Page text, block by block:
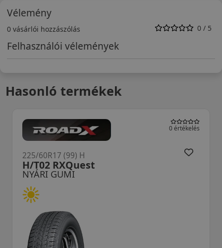
Vélemény
0 vásárlói hozzászólás 0 / 5
Felhasználói vélemények
Hasonló termékek
0 értékelés
NYÁRI GUMI
H/T02 RXQuest
225/60R17 (99) H